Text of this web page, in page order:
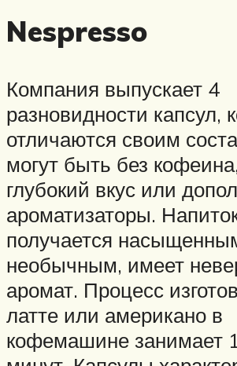
Nespresso
Компания выпускает 4
разновидности капсул,
отличаются своим
могут быть без
глубокий вкус или
ароматизаторы.
получается
необычным, имеет
аромат. Процесс
латте или американо в
кофемашине занимает